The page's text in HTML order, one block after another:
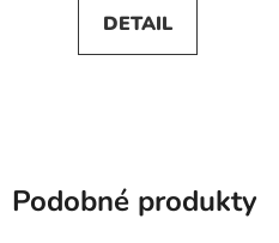
DETAIL
Podobné produkty